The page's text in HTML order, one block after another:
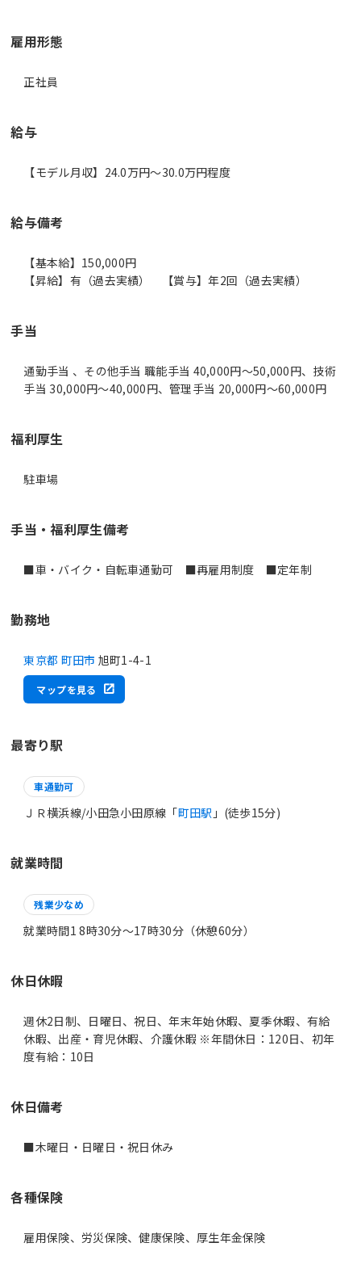
雇用形態
正社員
給与
【モデル月収】24.0万円〜30.0万円程度
給与備考
【基本給】150,000円
【昇給】有（過去実績） 【賞与】年2回（過去実績）
手当
通勤手当 、その他手当 職能手当 40,000円～50,000円、技術
手当 30,000円～40,000円、管理手当 20,000円～60,000円
福利厚生
駐車場
手当・福利厚生備考
■車・バイク・自転車通勤可 ■再雇用制度 ■定年制
勤務地
東京都 町田市 旭町1-4-1
マップを見る
最寄り駅
車通勤可
ＪＲ横浜線/小田急小田原線「町田駅 」(徒歩15分)
就業時間
残業少なめ
就業時間1 8時30分〜17時30分（休憩60分）
休日休暇
週休2日制、日曜日、祝日、年末年始休暇、夏季休暇、有給
休暇、出産・育児休暇、介護休暇 ※年間休日：120日、初年
度有給：10日
休日備考
■木曜日・日曜日・祝日休み
各種保険
雇用保険、労災保険、健康保険、厚生年金保険